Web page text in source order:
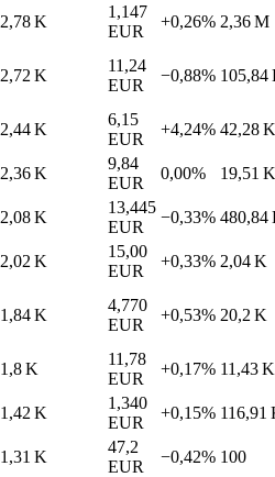
2,78 K
1,147
EUR
+0,26% 2,36 M
2,72 K
11,24
EUR
−0,88% 105,84
2,44 K
6,15
EUR
+4,24% 42,28 K
2,36 K
9,84
EUR
0,00% 19,51 K
2,08 K
13,445
EUR
−0,33% 480,84
2,02 K
15,00
EUR
+0,33% 2,04 K
1,84 K
4,770
EUR
+0,53% 20,2 K
1,8 K
11,78
EUR
+0,17% 11,43 K
1,42 K
1,340
EUR
+0,15% 116,91
1,31 K
47,2
EUR
−0,42% 100